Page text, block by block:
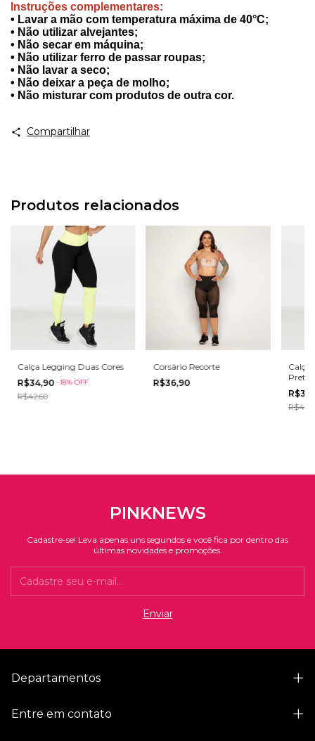
Instruções complementares:
• Lavar a mão com temperatura máxima de 40°C;
• Não utilizar alvejantes;
• Não secar em máquina;
• Não utilizar ferro de passar roupas;
• Não lavar a seco;
• Não deixar a peça de molho;
• Não misturar com produtos de outra cor.
Compartilhar
Produtos relacionados
Calça Legging Duas Cores
R$34,90 -18%OFF
R$42,60
Corsário Recorte
R$36,90
Calça
PINKNEWS
Cadastre-se! Leva apenas uns segundos e você fica por dentro das
últimas novidades e promoções.
Departamentos
Entre em contato